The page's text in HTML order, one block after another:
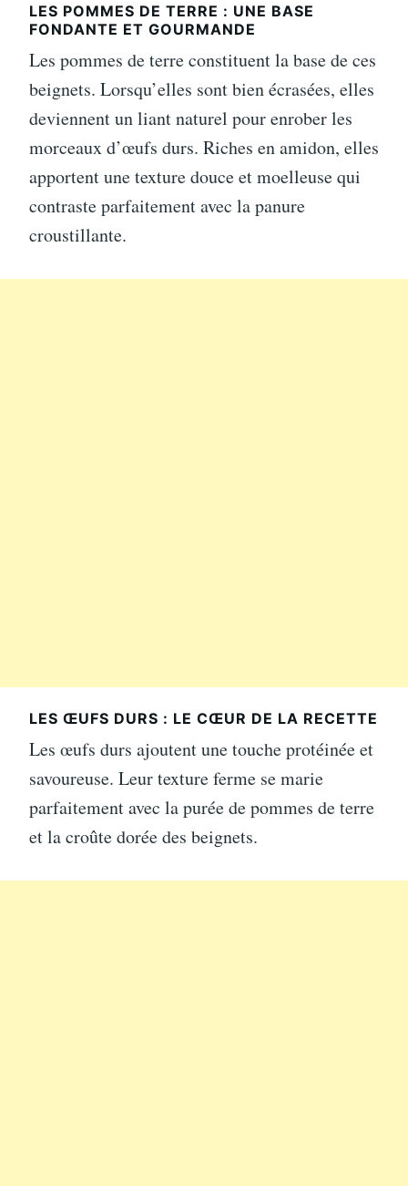
LES POMMES DE TERRE : UNE BASE
FONDANTE ET GOURMANDE
Les pommes de terre constituent la base de ces
beignets. Lorsqu’elles sont bien écrasées, elles
deviennent un liant naturel pour enrober les
morceaux d’œufs durs. Riches en amidon, elles
apportent une texture douce et moelleuse qui
contraste parfaitement avec la panure
croustillante.
LES ŒUFS DURS : LE CŒUR DE LA RECETTE
Les œufs durs ajoutent une touche protéinée et
savoureuse. Leur texture ferme se marie
parfaitement avec la purée de pommes de terre
et la croûte dorée des beignets.